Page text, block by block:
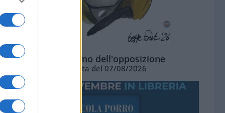
L'ottimismo dell'opposizione
Vignetta del 07/08/2026